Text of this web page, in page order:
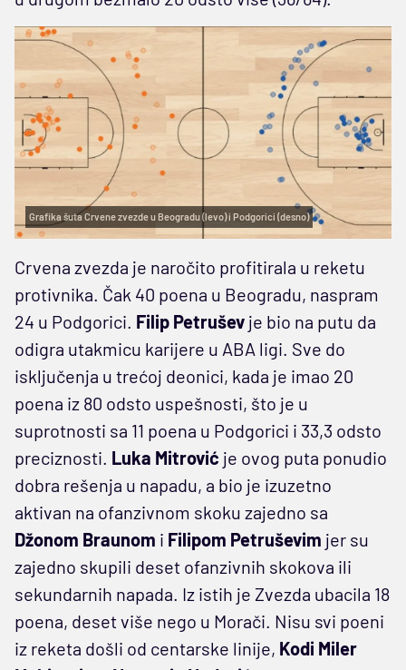
Grafika šuta Crvene zvezde u Beogradu (levo) i Podgorici (desno)
Crvena zvezda je naročito profitirala u reketu
protivnika. Čak 40 poena u Beogradu, naspram
24 u Podgorici. Filip Petrušev je bio na putu da
odigra utakmicu karijere u ABA ligi. Sve do
isključenja u trećoj deonici, kada je imao 20
poena iz 80 odsto uspešnosti, što je u
suprotnosti sa 11 poena u Podgorici i 33,3 odsto
preciznosti. Luka Mitrović je ovog puta ponudio
dobra rešenja u napadu, a bio je izuzetno
aktivan na ofanzivnom skoku zajedno sa
Džonom Braunom i Filipom Petruševim jer su
zajedno skupili deset ofanzivnih skokova ili
sekundarnih napada. Iz istih je Zvezda ubacila 18
poena, deset više nego u Morači. Nisu svi poeni
iz reketa došli od centarske linije, Kodi Miler